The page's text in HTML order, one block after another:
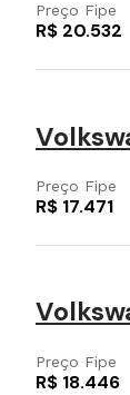
Preço Fipe
R$ 20.532
Preço Fipe
R$ 17.471
Preço Fipe
R$ 18.446